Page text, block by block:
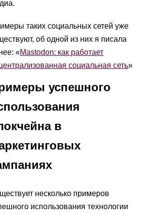
таких социальных сетей уже
об одной из них я писала
«Mastodon: как работает
социальная сеть»
успешного
в
несколько примеров
использования технологии